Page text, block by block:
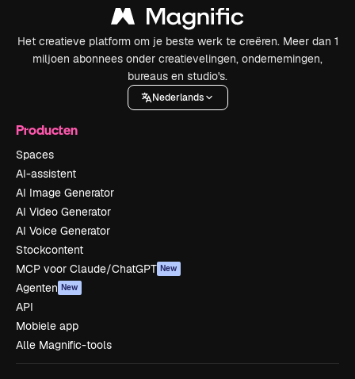
Het creatieve platform om je beste werk te creëren. Meer dan 1
miljoen abonnees onder creatievelingen, ondernemingen,
bureaus en studio's.
Nederlands
Producten
Spaces
AI-assistent
AI Image Generator
AI Video Generator
AI Voice Generator
Stockcontent
MCP voor Claude/ChatGPT New
Agenten New
API
Mobiele app
Alle Magnific-tools